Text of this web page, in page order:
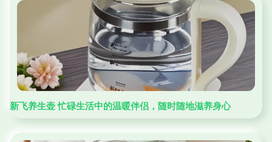
新飞养生壶 忙碌生活中的温暖伴侣，随时随地滋养身心